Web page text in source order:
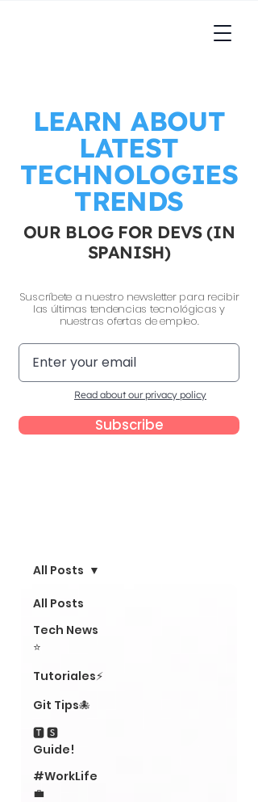
LEARN ABOUT
LATEST
TECHNOLOGIES
TRENDS
OUR BLOG FOR DEVS (IN
SPANISH)
Suscríbete a nuestro newsletter para recibir
las últimas tendencias tecnológicas y
nuestras ofertas de empleo.
Read about our privacy policy
Subscribe
All Posts
Tech News
⭐
Tutoriales⚡
Git Tips🐙
🆃 🆂
Guide!
#WorkLife
💼
All Posts